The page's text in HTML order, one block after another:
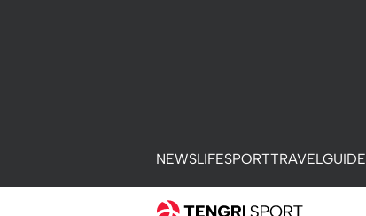
NEWSLIFESPORTTRAVELGUIDE